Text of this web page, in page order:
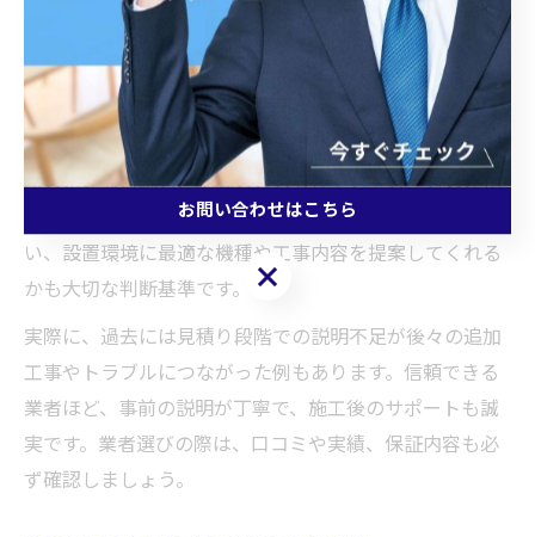
くつかあります。特に神奈川県小田原市では、地域特有
の住宅事情に精通した業者を選ぶことが成功のカギで
す。
例えば、アフターサービスの充実度や、万一のトラブル
時の迅速な対応力、地域のガス会社やメーカーとの連携
体制などが挙げられます。また、現地調査をしっかり行
い、設置環境に最適な機種や工事内容を提案してくれる
かも大切な判断基準です。
実際に、過去には見積り段階での説明不足が後々の追加
工事やトラブルにつながった例もあります。信頼できる
業者ほど、事前の説明が丁寧で、施工後のサポートも誠
実です。業者選びの際は、口コミや実績、保証内容も必
ず確認しましょう。
お問い合わせはこちら
お問い合わせはこちら